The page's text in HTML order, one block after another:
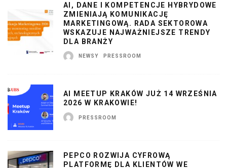
AI, DANE I KOMPETENCJE HYBRYDOWE
ZMIENIAJĄ KOMUNIKACJĘ
MARKETINGOWĄ. RADA SEKTOROWA
WSKAZUJE NAJWAŻNIEJSZE TRENDY
DLA BRANŻY
NEWSY PRESSROOM
AI MEETUP KRAKÓW JUŻ 14 WRZEŚNIA
2026 W KRAKOWIE!
PRESSROOM
PEPCO ROZWIJA CYFROWĄ
PLATFORMĘ DLA KLIENTÓW WE